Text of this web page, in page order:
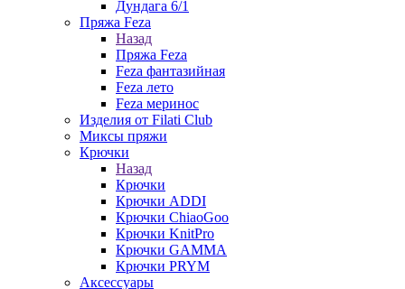
Дундага 6/1
Пряжа Feza
Назад
Пряжа Feza
Feza фантазийная
Feza лето
Feza меринос
Изделия от Filati Club
Миксы пряжи
Крючки
Назад
Крючки
Крючки ADDI
Крючки ChiaoGoo
Крючки KnitPro
Крючки GAMMA
Крючки PRYM
Аксессуары